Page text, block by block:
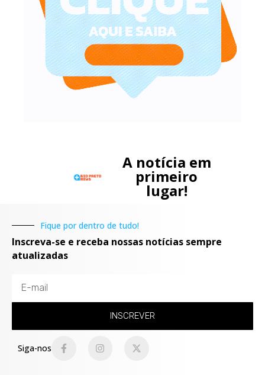
A notícia em
primeiro
lugar!
Fique por dentro de tudo!
Inscreva-se e receba nossas notícias sempre
atualizadas
INSCREVER
Siga-nos